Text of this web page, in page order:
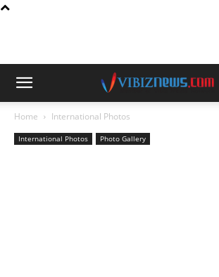
Home International Photos
International Photos Photo Gallery